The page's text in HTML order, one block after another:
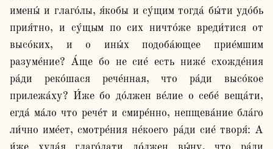
имены́ и глаго́лы, я́кобы и су́щим тогда́ бы́ти удо́бь
прия́тно, и су́щым по сих ничто́же вреди́тися от
высо́ких, и о ины́х подоба́ющее прие́мшим
разуме́ние? А́ще бо не сие́ есть ниже́ схожде́ния
ра́ди реко́шася рече́нная, что ра́ди высо́кое
прилежа́ху? И́же бо до́лжен ве́лие о себе́ веща́ти,
егда́ ма́ло что рече́т и смире́нно, непщева́ние бла́го
ли́чно име́ет, смотре́ния не́коего ра́ди сие́ творя́: А